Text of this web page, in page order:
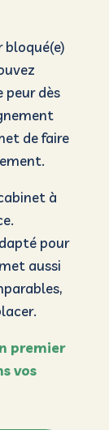
bloqué(e)
dès
de faire
à
pour
aussi
premier
vos